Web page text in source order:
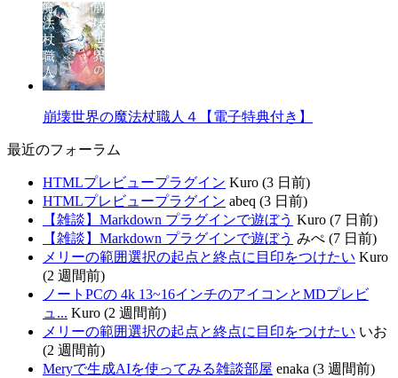
崩壊世界の魔法杖職人４【電子特典付き】
最近のフォーラム
HTMLプレビュープラグイン Kuro (3 日前)
HTMLプレビュープラグイン abeq (3 日前)
【雑談】Markdown プラグインで遊ぼう Kuro (7 日前)
【雑談】Markdown プラグインで遊ぼう みぺ (7 日前)
メリーの範囲選択の起点と終点に目印をつけたい Kuro
(2 週間前)
ノートPCの 4k 13~16インチのアイコンとMDプレビ
ュ... Kuro (2 週間前)
メリーの範囲選択の起点と終点に目印をつけたい いお
(2 週間前)
Meryで生成AIを使ってみる雑談部屋 enaka (3 週間前)